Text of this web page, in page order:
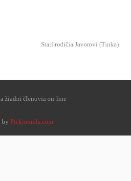
Starí rodičia Javoroví (Tinka)
žiadni členovia on-line
by Pickjoomla.com